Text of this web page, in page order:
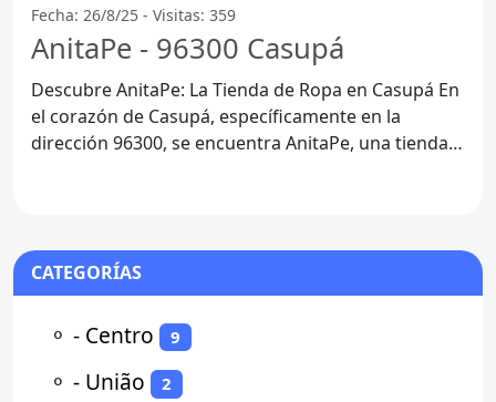
Fecha: 26/8/25 - Visitas: 359
AnitaPe - 96300 Casupá
Descubre AnitaPe: La Tienda de Ropa en Casupá En
el corazón de Casupá, específicamente en la
dirección 96300, se encuentra AnitaPe, una tienda
CATEGORÍAS
⚬ - Centro 9
⚬ - União 2